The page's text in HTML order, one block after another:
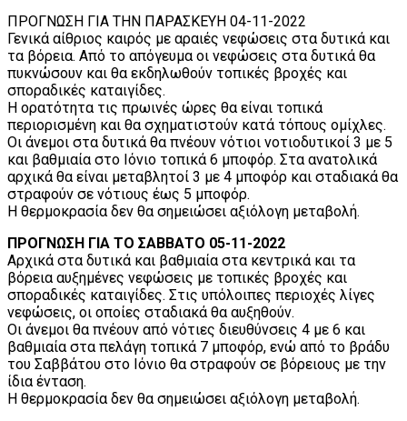
ΠΡΟΓΝΩΣΗ ΓΙΑ ΤΗΝ ΠΑΡΑΣΚΕΥΗ 04-11-2022
Γενικά αίθριος καιρός με αραιές νεφώσεις στα δυτικά και
τα βόρεια. Από το απόγευμα οι νεφώσεις στα δυτικά θα
πυκνώσουν και θα εκδηλωθούν τοπικές βροχές και
σποραδικές καταιγίδες.
Η ορατότητα τις πρωινές ώρες θα είναι τοπικά
περιορισμένη και θα σχηματιστούν κατά τόπους ομίχλες.
Οι άνεμοι στα δυτικά θα πνέουν νότιοι νοτιοδυτικοί 3 με 5
και βαθμιαία στο Ιόνιο τοπικά 6 μποφόρ. Στα ανατολικά
αρχικά θα είναι μεταβλητοί 3 με 4 μποφόρ και σταδιακά θα
στραφούν σε νότιους έως 5 μποφόρ.
Η θερμοκρασία δεν θα σημειώσει αξιόλογη μεταβολή.
ΠΡΟΓΝΩΣΗ ΓΙΑ ΤΟ ΣΑΒΒΑΤΟ 05-11-2022
Αρχικά στα δυτικά και βαθμιαία στα κεντρικά και τα
βόρεια αυξημένες νεφώσεις με τοπικές βροχές και
σποραδικές καταιγίδες. Στις υπόλοιπες περιοχές λίγες
νεφώσεις, οι οποίες σταδιακά θα αυξηθούν.
Οι άνεμοι θα πνέουν από νότιες διευθύνσεις 4 με 6 και
βαθμιαία στα πελάγη τοπικά 7 μποφόρ, ενώ από το βράδυ
του Σαββάτου στο Ιόνιο θα στραφούν σε βόρειους με την
ίδια ένταση.
Η θερμοκρασία δεν θα σημειώσει αξιόλογη μεταβολή.